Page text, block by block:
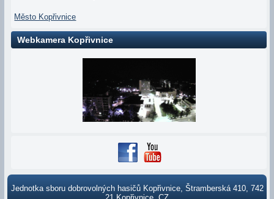
Město Kopřivnice
Webkamera Kopřivnice
Jednotka sboru dobrovolných hasičů Kopřivnice, Štramberská 410, 742